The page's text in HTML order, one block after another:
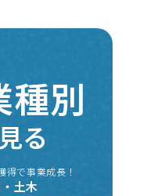
種別
る
得で事業成長！
土木